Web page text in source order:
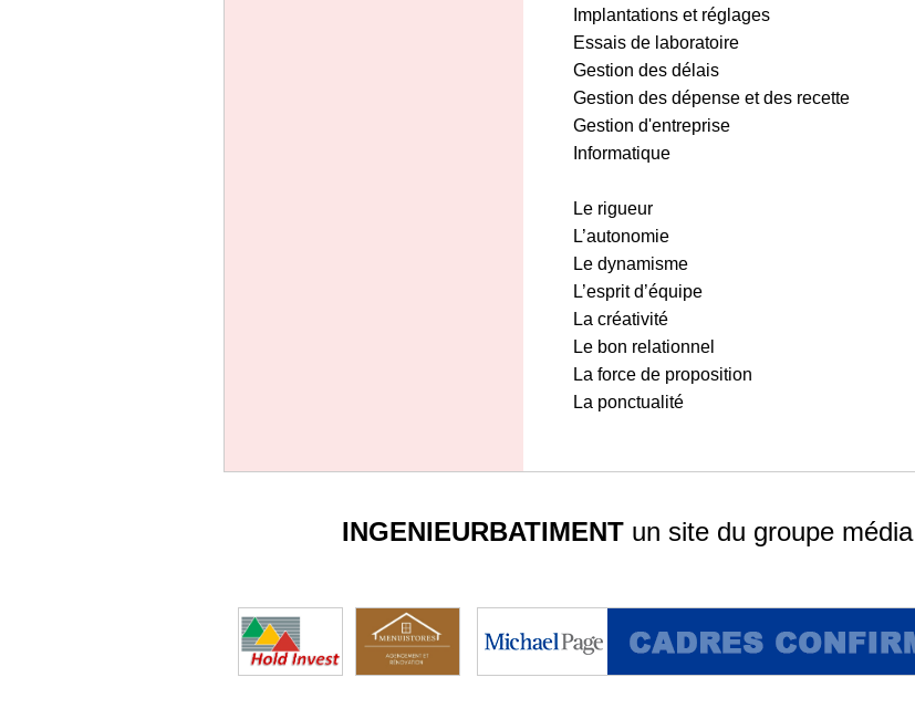
Implantations et réglages
Essais de laboratoire
Gestion des délais
Gestion des dépense et des recette
Gestion d'entreprise
Informatique
Le rigueur
L’autonomie
Le dynamisme
L’esprit d’équipe
La créativité
Le bon relationnel
La force de proposition
La ponctualité
INGENIEURBATIMENT un site du groupe média